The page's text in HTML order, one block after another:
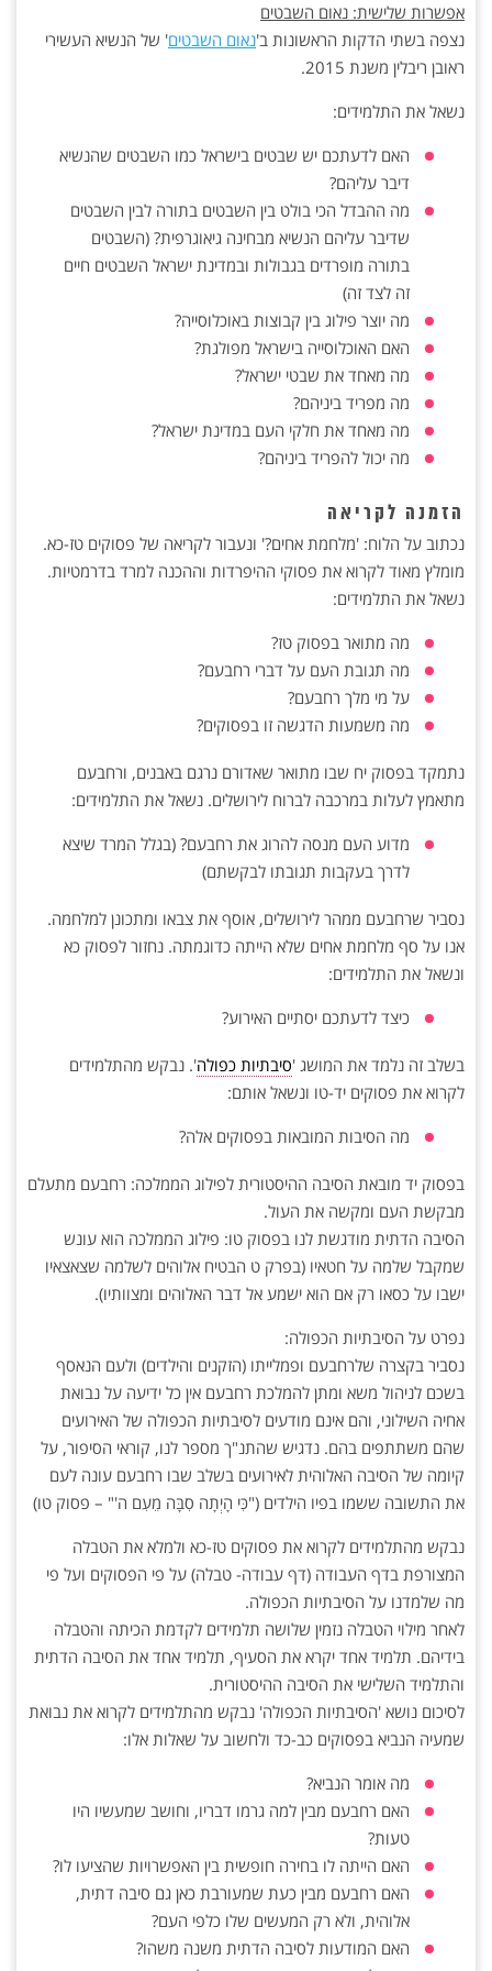
אפשרות שלישית: נאום השבטים
נצפה בשתי הדקות הראשונות ב'נאום השבטים' של הנשיא העשירי
ראובן ריבלין משנת 2015.
נשאל את התלמידים:
האם לדעתכם יש שבטים בישראל כמו השבטים שהנשיא
דיבר עליהם?
מה ההבדל הכי בולט בין השבטים בתורה לבין השבטים
שדיבר עליהם הנשיא מבחינה גיאוגרפית? (השבטים
בתורה מופרדים בגבולות ובמדינת ישראל השבטים חיים
זה לצד זה)
מה יוצר פילוג בין קבוצות באוכלוסייה?
האם האוכלוסייה בישראל מפולגת?
מה מאחד את שבטי ישראל?
מה מפריד ביניהם?
מה מאחד את חלקי העם במדינת ישראל?
מה יכול להפריד ביניהם?
הזמנה לקריאה
נכתוב על הלוח: 'מלחמת אחים?' ונעבור לקריאה של פסוקים טז-כא.
מומלץ מאוד לקרוא את פסוקי ההיפרדות וההכנה למרד בדרמטיות.
נשאל את התלמידים:
מה מתואר בפסוק טז?
מה תגובת העם על דברי רחבעם?
על מי מלך רחבעם?
מה משמעות הדגשה זו בפסוקים?
נתמקד בפסוק יח שבו מתואר שאדורם נרגם באבנים, ורחבעם
מתאמץ לעלות במרכבה לברוח לירושלים. נשאל את התלמידים:
מדוע העם מנסה להרוג את רחבעם? (בגלל המרד שיצא
לדרך בעקבות תגובתו לבקשתם)
נסביר שרחבעם ממהר לירושלים, אוסף את צבאו ומתכונן למלחמה.
אנו על סף מלחמת אחים שלא הייתה כדוגמתה. נחזור לפסוק כא
ונשאל את התלמידים:
כיצד לדעתכם יסתיים האירוע?
בשלב זה נלמד את המושג 'סיבתיות כפולה'. נבקש מהתלמידים
לקרוא את פסוקים יד-טו ונשאל אותם:
מה הסיבות המובאות בפסוקים אלה?
בפסוק יד מובאת הסיבה ההיסטורית לפילוג הממלכה: רחבעם מתעלם
מבקשת העם ומקשה את העול.
הסיבה הדתית מודגשת לנו בפסוק טו: פילוג הממלכה הוא עונש
שמקבל שלמה על חטאיו (בפרק ט הבטיח אלוהים לשלמה שצאצאיו
ישבו על כסאו רק אם הוא ישמע אל דבר האלוהים ומצוותיו).
נפרט על הסיבתיות הכפולה:
נסביר בקצרה שלרחבעם ופמלייתו (הזקנים והילדים) ולעם הנאסף
בשכם לניהול משא ומתן להמלכת רחבעם אין כל ידיעה על נבואת
אחיה השילוני, והם אינם מודעים לסיבתיות הכפולה של האירועים
שהם משתתפים בהם. נדגיש שהתנ"ך מספר לנו, קוראי הסיפור, על
קיומה של הסיבה האלוהית לאירועים בשלב שבו רחבעם עונה לעם
את התשובה ששמו בפיו הילדים ("כִּי הָיְתָה סִבָּה מֵעִם ה'" – פסוק טו)
נבקש מהתלמידים לקרוא את פסוקים טז-כא ולמלא את הטבלה
המצורפת בדף העבודה (דף עבודה- טבלה) על פי הפסוקים ועל פי
מה שלמדנו על הסיבתיות הכפולה.
לאחר מילוי הטבלה נזמין שלושה תלמידים לקדמת הכיתה והטבלה
בידיהם. תלמיד אחד יקרא את הסעיף, תלמיד אחד את הסיבה הדתית
והתלמיד השלישי את הסיבה ההיסטורית.
לסיכום נושא 'הסיבתיות הכפולה' נבקש מהתלמידים לקרוא את נבואת
שמעיה הנביא בפסוקים כב-כד ולחשוב על שאלות אלו:
מה אומר הנביא?
האם רחבעם מבין למה גרמו דבריו, וחושב שמעשיו היו
טעות?
האם הייתה לו בחירה חופשית בין האפשרויות שהציעו לו?
האם רחבעם מבין כעת שמעורבת כאן גם סיבה דתית,
אלוהית, ולא רק המעשים שלו כלפי העם?
האם המודעות לסיבה הדתית משנה משהו?